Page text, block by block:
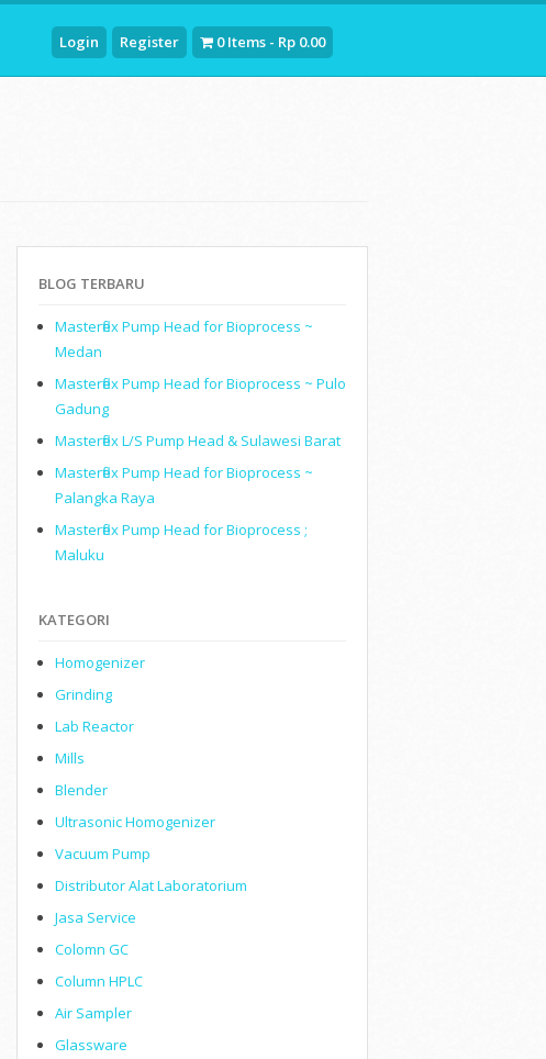
Login Register 0 Items - Rp 0.00
BLOG TERBARU
Masterflex Pump Head for Bioprocess ~
Medan
Masterflex Pump Head for Bioprocess ~ Pulo
Gadung
Masterflex L/S Pump Head & Sulawesi Barat
Masterflex Pump Head for Bioprocess ~
Palangka Raya
Masterflex Pump Head for Bioprocess ;
Maluku
KATEGORI
Homogenizer
Grinding
Lab Reactor
Mills
Blender
Ultrasonic Homogenizer
Vacuum Pump
Distributor Alat Laboratorium
Jasa Service
Colomn GC
Column HPLC
Air Sampler
Glassware